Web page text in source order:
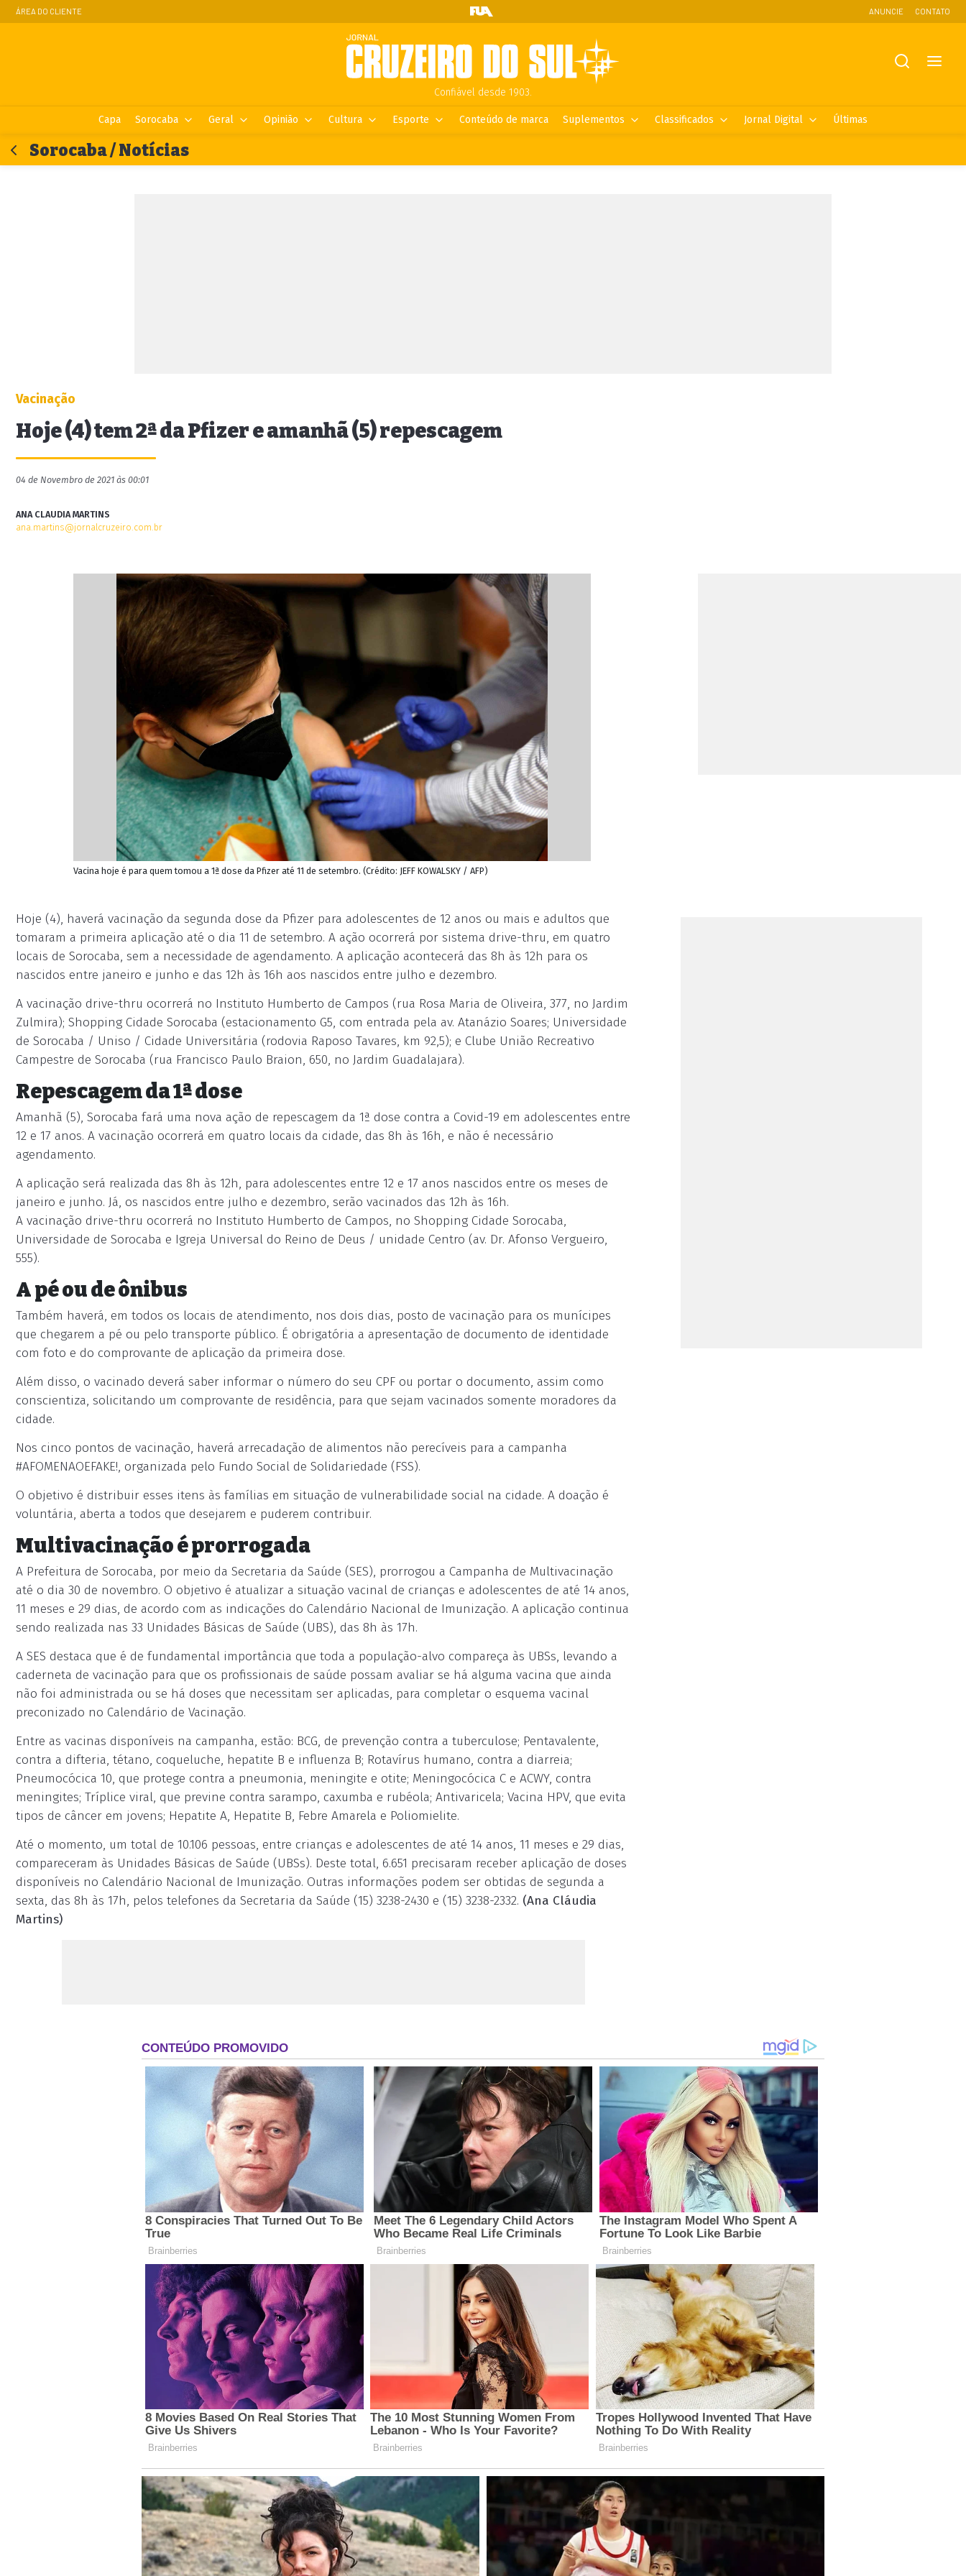
ÁREA DO CLIENTE ANUNCIE CONTATO
Confiável desde 1903.
Capa Sorocaba Geral Opinião Cultura Esporte Conteúdo de marca Suplementos Classificados Jornal Digital Últimas
Sorocaba / Notícias
Vacinação
Hoje (4) tem 2ª da Pfizer e amanhã (5) repescagem
04 de Novembro de 2021 às 00:01
ANA CLAUDIA MARTINS
ana.martins@jornalcruzeiro.com.br
Vacina hoje é para quem tomou a 1ª dose da Pfizer até 11 de setembro. (Crédito: JEFF KOWALSKY / AFP)
Hoje (4), haverá vacinação da segunda dose da Pfizer para adolescentes de 12 anos ou mais e adultos que
tomaram a primeira aplicação até o dia 11 de setembro. A ação ocorrerá por sistema drive-thru, em quatro
locais de Sorocaba, sem a necessidade de agendamento. A aplicação acontecerá das 8h às 12h para os
nascidos entre janeiro e junho e das 12h às 16h aos nascidos entre julho e dezembro.
A vacinação drive-thru ocorrerá no Instituto Humberto de Campos (rua Rosa Maria de Oliveira, 377, no Jardim
Zulmira); Shopping Cidade Sorocaba (estacionamento G5, com entrada pela av. Atanázio Soares; Universidade
de Sorocaba / Uniso / Cidade Universitária (rodovia Raposo Tavares, km 92,5); e Clube União Recreativo
Campestre de Sorocaba (rua Francisco Paulo Braion, 650, no Jardim Guadalajara).
Repescagem da 1ª dose
Amanhã (5), Sorocaba fará uma nova ação de repescagem da 1ª dose contra a Covid-19 em adolescentes entre
12 e 17 anos. A vacinação ocorrerá em quatro locais da cidade, das 8h às 16h, e não é necessário
agendamento.
A aplicação será realizada das 8h às 12h, para adolescentes entre 12 e 17 anos nascidos entre os meses de
janeiro e junho. Já, os nascidos entre julho e dezembro, serão vacinados das 12h às 16h.
A vacinação drive-thru ocorrerá no Instituto Humberto de Campos, no Shopping Cidade Sorocaba,
Universidade de Sorocaba e Igreja Universal do Reino de Deus / unidade Centro (av. Dr. Afonso Vergueiro,
555).
A pé ou de ônibus
Também haverá, em todos os locais de atendimento, nos dois dias, posto de vacinação para os munícipes
que chegarem a pé ou pelo transporte público. É obrigatória a apresentação de documento de identidade
com foto e do comprovante de aplicação da primeira dose.
Além disso, o vacinado deverá saber informar o número do seu CPF ou portar o documento, assim como
conscientiza, solicitando um comprovante de residência, para que sejam vacinados somente moradores da
cidade.
Nos cinco pontos de vacinação, haverá arrecadação de alimentos não perecíveis para a campanha
#AFOMENAOEFAKE!, organizada pelo Fundo Social de Solidariedade (FSS).
O objetivo é distribuir esses itens às famílias em situação de vulnerabilidade social na cidade. A doação é
voluntária, aberta a todos que desejarem e puderem contribuir.
Multivacinação é prorrogada
A Prefeitura de Sorocaba, por meio da Secretaria da Saúde (SES), prorrogou a Campanha de Multivacinação
até o dia 30 de novembro. O objetivo é atualizar a situação vacinal de crianças e adolescentes de até 14 anos,
11 meses e 29 dias, de acordo com as indicações do Calendário Nacional de Imunização. A aplicação continua
sendo realizada nas 33 Unidades Básicas de Saúde (UBS), das 8h às 17h.
A SES destaca que é de fundamental importância que toda a população-alvo compareça às UBSs, levando a
caderneta de vacinação para que os profissionais de saúde possam avaliar se há alguma vacina que ainda
não foi administrada ou se há doses que necessitam ser aplicadas, para completar o esquema vacinal
preconizado no Calendário de Vacinação.
Entre as vacinas disponíveis na campanha, estão: BCG, de prevenção contra a tuberculose; Pentavalente,
contra a difteria, tétano, coqueluche, hepatite B e influenza B; Rotavírus humano, contra a diarreia;
Pneumocócica 10, que protege contra a pneumonia, meningite e otite; Meningocócica C e ACWY, contra
meningites; Tríplice viral, que previne contra sarampo, caxumba e rubéola; Antivaricela; Vacina HPV, que evita
tipos de câncer em jovens; Hepatite A, Hepatite B, Febre Amarela e Poliomielite.
Até o momento, um total de 10.106 pessoas, entre crianças e adolescentes de até 14 anos, 11 meses e 29 dias,
compareceram às Unidades Básicas de Saúde (UBSs). Deste total, 6.651 precisaram receber aplicação de doses
disponíveis no Calendário Nacional de Imunização. Outras informações podem ser obtidas de segunda a
sexta, das 8h às 17h, pelos telefones da Secretaria da Saúde (15) 3238-2430 e (15) 3238-2332. (Ana Cláudia
Martins)